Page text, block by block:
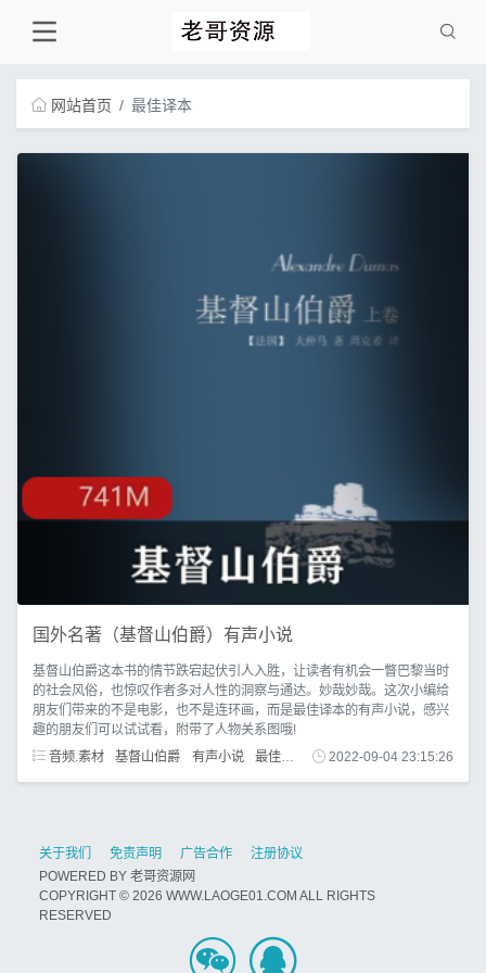
网站首页 最佳译本
国外名著（基督山伯爵）有声小说
基督山伯爵这本书的情节跌宕起伏引人入胜，让读者有机会一瞥巴黎当时
的社会风俗，也惊叹作者多对人性的洞察与通达。妙哉妙哉。这次小编给
朋友们带来的不是电影，也不是连环画，而是最佳译本的有声小说，感兴
趣的朋友们可以试试看，附带了人物关系图哦!
音频.素材
基督山伯爵 有声小说 最佳译本 连环画 人物关系图
2022-09-04 23:15:26
关于我们 免责声明 广告合作
注册协议
POWERED BY 老哥资源网
COPYRIGHT © 2026 WWW.LAOGE01.COM ALL RIGHTS
RESERVED